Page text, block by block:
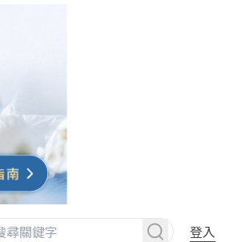
登入